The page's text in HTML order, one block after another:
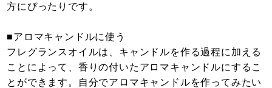
方にぴったりです。
■アロマキャンドルに使う
フレグランスオイルは、キャンドルを作る過程に加える
ことによって、香りの付いたアロマキャンドルにするこ
とができます。自分でアロマキャンドルを作ってみたい